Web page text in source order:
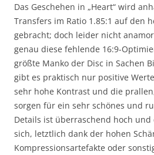
Das Geschehen in „Heart“ wird
Transfers im Ratio 1.85:1 auf den
gebracht; doch leider nicht
genau diese fehlende 16:9-
größte Manko der Disc in Sachen
gibt es praktisch nur positive
sehr hohe Kontrast und die
sorgen für ein sehr schönes und
Details ist überraschend hoch und
sich, letztlich dank der hohen
Kompressionsartefakte oder